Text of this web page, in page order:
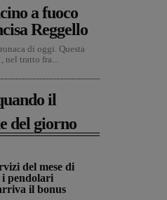
a fuoco
Reggello
di oggi. Questa
nel tratto fra...
il
del giorno
del mese di
pendolari
il bonus